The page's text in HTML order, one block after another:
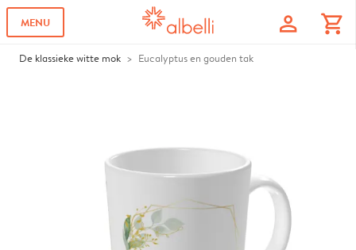
MENU profile shopping_cart
De klassieke witte mok Eucalyptus en gouden tak